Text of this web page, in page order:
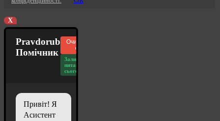
X
Pravdorub
Помічник
Очистити
чат
Залишилось
питань
сьогодні: 20
Привіт! Я
Асистент